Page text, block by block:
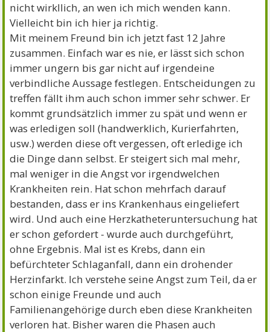
nicht wirkllich, an wen ich mich wenden kann.
Vielleicht bin ich hier ja richtig.
Mit meinem Freund bin ich jetzt fast 12 Jahre
zusammen. Einfach war es nie, er lässt sich schon
immer ungern bis gar nicht auf irgendeine
verbindliche Aussage festlegen. Entscheidungen zu
treffen fällt ihm auch schon immer sehr schwer. Er
kommt grundsätzlich immer zu spät und wenn er
was erledigen soll (handwerklich, Kurierfahrten,
usw.) werden diese oft vergessen, oft erledige ich
die Dinge dann selbst. Er steigert sich mal mehr,
mal weniger in die Angst vor irgendwelchen
Krankheiten rein. Hat schon mehrfach darauf
bestanden, dass er ins Krankenhaus eingeliefert
wird. Und auch eine Herzkatheteruntersuchung hat
er schon gefordert - wurde auch durchgeführt,
ohne Ergebnis. Mal ist es Krebs, dann ein
befürchteter Schlaganfall, dann ein drohender
Herzinfarkt. Ich verstehe seine Angst zum Teil, da er
schon einige Freunde und auch
Familienangehörige durch eben diese Krankheiten
verloren hat. Bisher waren die Phasen auch